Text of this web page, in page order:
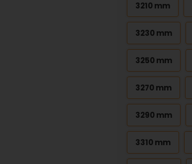
3210 mm
3230 mm
3250 mm
3270 mm
3290 mm
3310 mm